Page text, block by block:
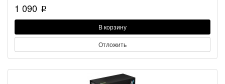
1 090 p
В корзину
Отложить